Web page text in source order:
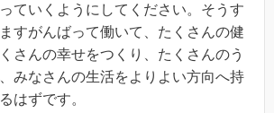
ていくようにしてください。そうす
すがんばって働いて、たくさんの健
さんの幸せをつくり、たくさんのう
みなさんの生活をよりよい方向へ持
はずです。